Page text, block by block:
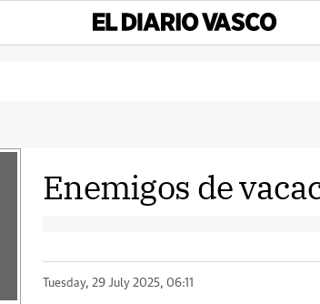
Enemigos de
Tuesday, 29 July 2025, 06:11